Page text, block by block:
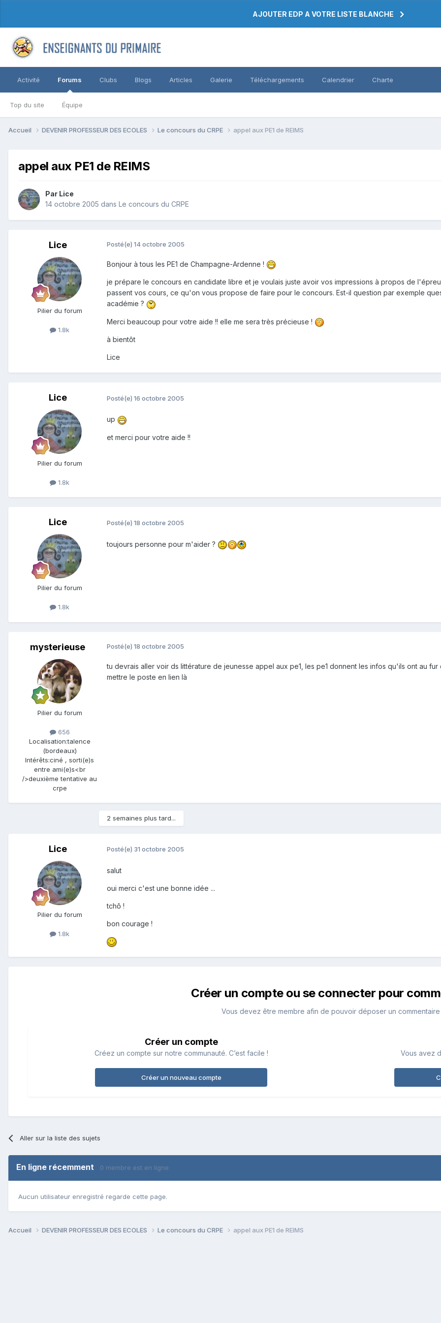
AJOUTER EDP A VOTRE LISTE BLANCHE
Activité Forums
Top du site Équipe
Clubs Blogs Articles Galerie Téléchargements Calendrier Charte
Accueil DEVENIR PROFESSEUR DES ECOLES Le concours du CRPE appel aux PE1 de REIMS
appel aux PE1 de REIMS
Par Lice
14 octobre 2005 dans Le concours du CRPE
Lice
Pilier du forum
1.8k
Posté(e) 14 octobre 2005
Bonjour à tous les PE1 de Champagne-Ardenne !
je prépare le concours en candidate libre et je voulais juste avoir vos impressions à propos de
passent vos cours, ce qu'on vous propose de faire pour le concours. Est-il question par exemple
académie ?
Merci beaucoup pour votre aide !! elle me sera très précieuse !
à bientôt
Lice
Lice
Pilier du forum
1.8k
Posté(e) 16 octobre 2005
up
et merci pour votre aide !!
Lice
Pilier du forum
1.8k
Posté(e) 18 octobre 2005
toujours personne pour m'aider ?
mysterieuse
Pilier du forum
656
Localisation:talence
(bordeaux)
Intérêts:ciné , sorti(e)s
entre ami(e)s<br
/>deuxième tentative au
crpe
Posté(e) 18 octobre 2005
tu devrais aller voir ds littérature de jeunesse appel aux pe1, les pe1 donnent les infos qu'ils ont au
mettre le poste en lien là
2 semaines plus tard...
Lice
Pilier du forum
1.8k
Posté(e) 31 octobre 2005
salut
oui merci c'est une bonne idée ...
tchô !
bon courage !
Créer un compte ou se connecter pour
Vous devez être membre afin de pouvoir déposer un commentaire
Créer un compte
Créez un compte sur notre communauté. C’est facile !
Créer un nouveau compte
Vous avez
Aller sur la liste des sujets
En ligne récemment 0 membre est en ligne
Aucun utilisateur enregistré regarde cette page.
Accueil DEVENIR PROFESSEUR DES ECOLES Le concours du CRPE appel aux PE1 de REIMS